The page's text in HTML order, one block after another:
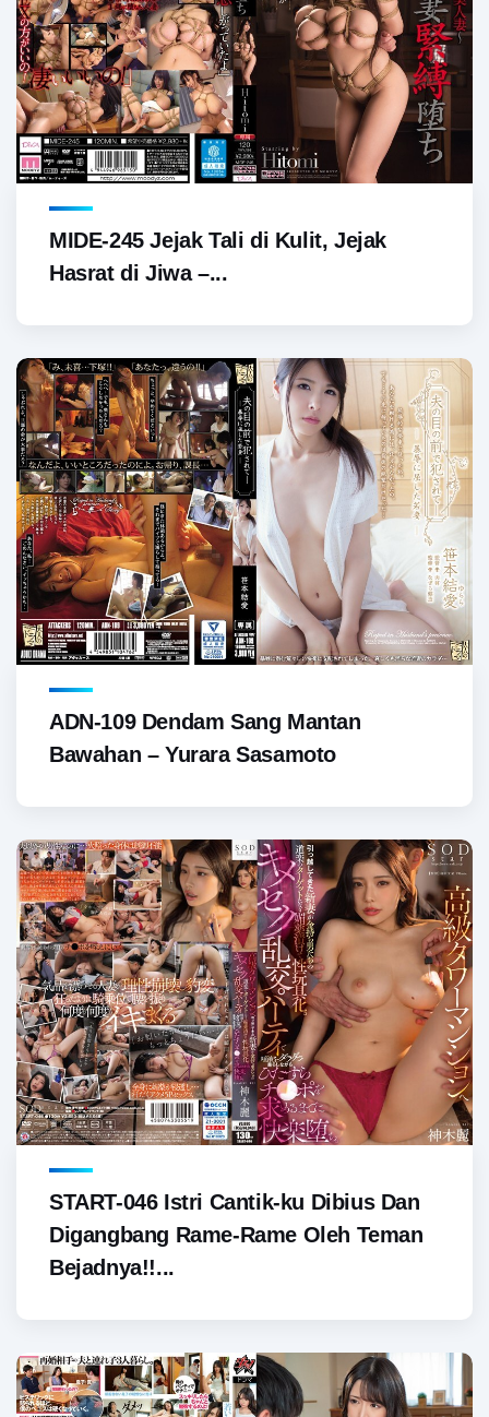
MIDE-245 Jejak Tali di Kulit, Jejak
Hasrat di Jiwa –...
ADN-109 Dendam Sang Mantan
Bawahan – Yurara Sasamoto
START-046 Istri Cantik-ku Dibius Dan
Digangbang Rame-Rame Oleh Teman
Bejadnya!!...